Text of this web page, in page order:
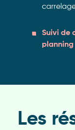
Suivi de
planning
Les